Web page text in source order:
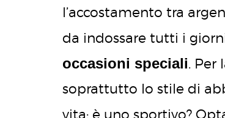
l’accostamento tra
da indossare tutti i
occasioni speciali. Per
soprattutto lo stile di
vita: è uno sportivo?